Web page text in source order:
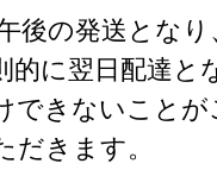
後の発送となり
的に翌日配達と
できないこと
だきます。